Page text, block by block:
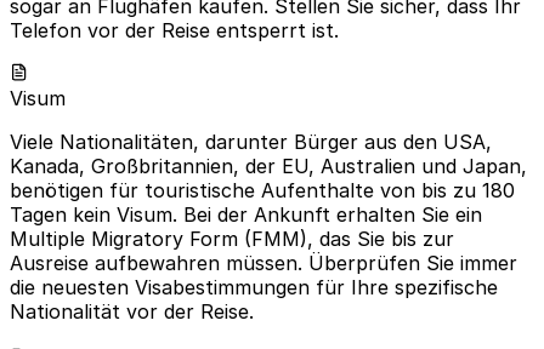
sogar an Flughäfen kaufen. Stellen Sie sicher, dass Ihr
Telefon vor der Reise entsperrt ist.
Visum
Viele Nationalitäten, darunter Bürger aus den USA,
Kanada, Großbritannien, der EU, Australien und Japan,
benötigen für touristische Aufenthalte von bis zu 180
Tagen kein Visum. Bei der Ankunft erhalten Sie ein
Multiple Migratory Form (FMM), das Sie bis zur
Ausreise aufbewahren müssen. Überprüfen Sie immer
die neuesten Visabestimmungen für Ihre spezifische
Nationalität vor der Reise.